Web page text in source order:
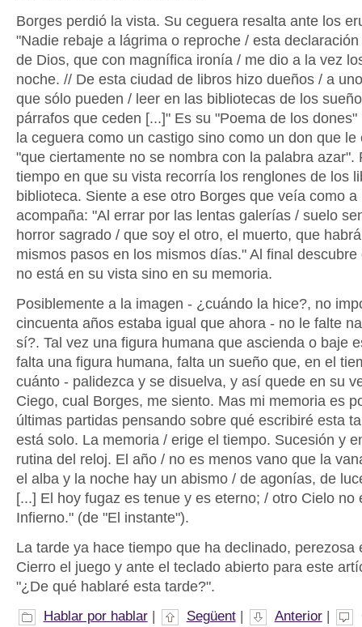
Borges perdió la vista. Su ceguera resalta ante los
"Nadie rebaje a lágrima o reproche / esta
de Dios, que con magnífica ironía / me dio a la vez
noche. // De esta ciudad de libros hizo dueños / a
que sólo pueden / leer en las bibliotecas de los
párrafos que ceden [...]" Es su "Poema de los
la ceguera como un castigo sino como un don que le
"que ciertamente no se nombra con la palabra azar".
tiempo en que su vista recorría los renglones de los
biblioteca. Siente a ese otro Borges que veía como
acompaña: "Al errar por las lentas galerías / suelo
horror sagrado / que soy el otro, el muerto, que
mismos pasos en los mismos días." Al final
no está en su vista sino en su memoria.
Posiblemente a la imagen - ¿cuándo la hice?, no
cincuenta años estaba igual que ahora - no le falte
sí?. Tal vez una figura humana que ascienda o baje
falta una figura humana, falta un sueño que, en el
cuánto - palidezca y se disuelva, y así quede en su
Ciego, cual Borges, me siento. Mas mi memoria es
últimas partidas pensando sobre qué escribiré esta
está solo. La memoria / erige el tiempo. Sucesión y
rutina del reloj. El año / no es menos vano que la
el alba y la noche hay un abismo / de agonías, de
[...] El hoy fugaz es tenue y es eterno; / otro Cielo no
Infierno." (de "El instante").
La tarde ya hace tiempo que ha declinado, perezosa
Cierro el juego y ante el teclado abierto para este
"¿De qué hablaré esta tarde?".
Hablar por hablar| Següent| Anterior|